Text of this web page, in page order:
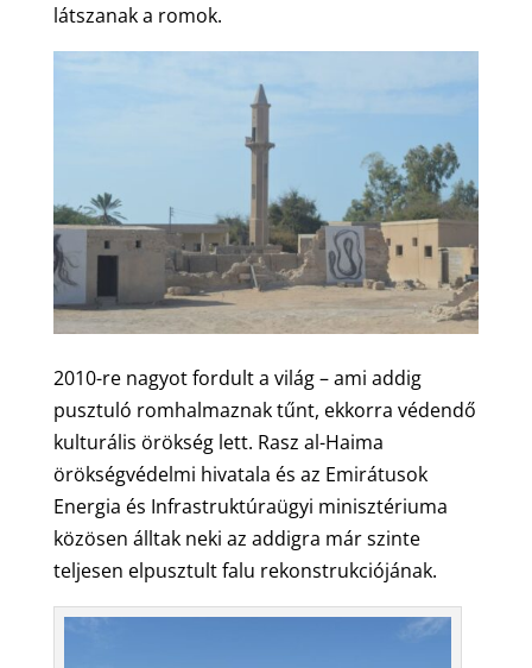
látszanak a romok.
2010-re nagyot fordult a világ – ami addig
pusztuló romhalmaznak tűnt, ekkorra védendő
kulturális örökség lett. Rasz al-Haima
örökségvédelmi hivatala és az Emirátusok
Energia és Infrastruktúraügyi minisztériuma
közösen álltak neki az addigra már szinte
teljesen elpusztult falu rekonstrukciójának.